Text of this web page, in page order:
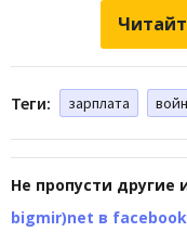
Теги: зарплата
Не пропусти другие
bigmir)net в facebook